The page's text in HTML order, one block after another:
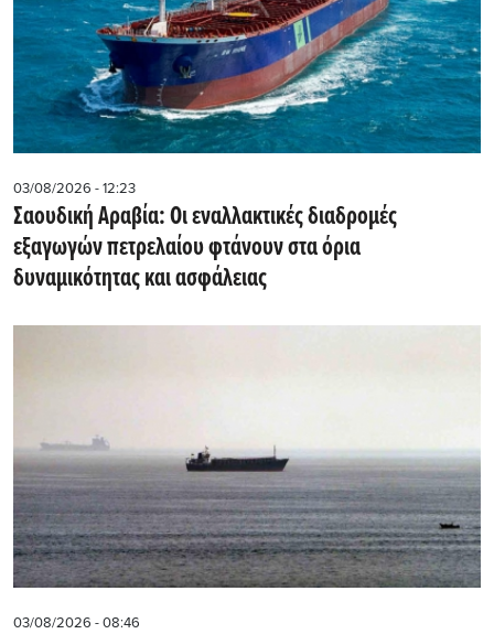
03/08/2026 - 12:23
Σαουδική Αραβία: Οι εναλλακτικές διαδρομές
εξαγωγών πετρελαίου φτάνουν στα όρια
δυναμικότητας και ασφάλειας
03/08/2026 - 08:46